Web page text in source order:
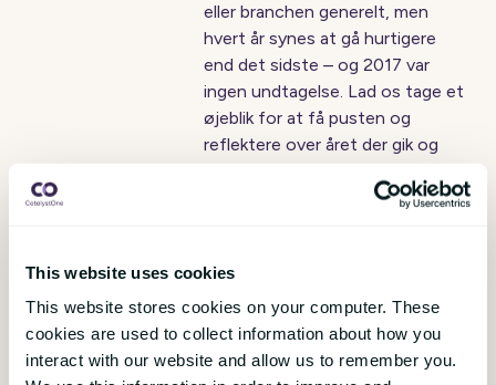
This website uses cookies
This website stores cookies on your computer. These
cookies are used to collect information about how you
interact with our website and allow us to remember you.
eller branchen generelt, men
hvert år synes at gå hurtigere
end det sidste – og 2017 var
ingen undtagelse. Lad os tage et
øjeblik for at få pusten og
reflektere over året der gik og
1
Få månedlige opdateringer fra bloggen